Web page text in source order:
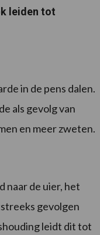
leiden tot
in de pens dalen.
als gevolg van
en meer zweten.
naar de uier, het
gevolgen
leidt dit tot